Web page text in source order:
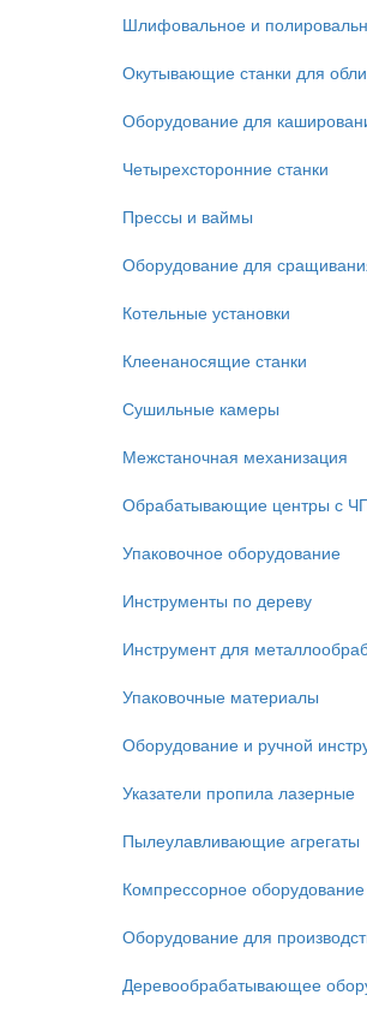
Шлифовальное и
Окутывающие станки для
Оборудование для
Четырехсторонние станки
Прессы и ваймы
Оборудование для
Котельные установки
Клеенаносящие станки
Сушильные камеры
Межстаночная механизация
Обрабатывающие центры с
Упаковочное оборудование
Инструменты по дереву
Инструмент для
Упаковочные материалы
Оборудование и ручной
Указатели пропила лазерные
Пылеулавливающие агрегаты
Компрессорное оборудование
Оборудование для
Деревообрабатывающее